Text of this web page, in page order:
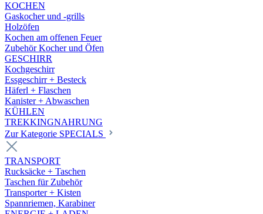
KOCHEN
Gaskocher und -grills
Holzöfen
Kochen am offenen Feuer
Zubehör Kocher und Öfen
GESCHIRR
Kochgeschirr
Essgeschirr + Besteck
Häferl + Flaschen
Kanister + Abwaschen
KÜHLEN
TREKKINGNAHRUNG
Zur Kategorie SPECIALS
TRANSPORT
Rucksäcke + Taschen
Taschen für Zubehör
Transporter + Kisten
Spannriemen, Karabiner